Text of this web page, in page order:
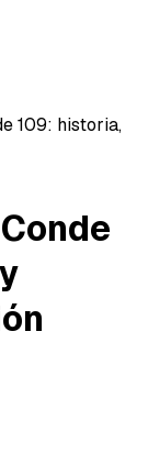
109: historia,